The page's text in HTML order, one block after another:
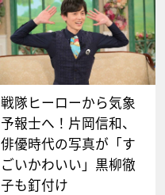
戦隊ヒーローから気象
予報士へ！片岡信和、
俳優時代の写真が「す
ごいかわいい」黒柳徹
子も釘付け